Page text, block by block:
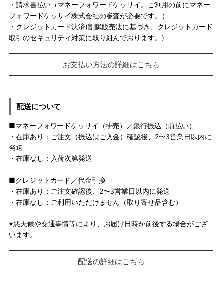
・請求書払い（マネーフォワードケッサイ。ご利用の前にマネー
フォワードケッサイ株式会社の審査が必要です。）
・クレジットカード決済(割賦販売法に基づき、クレジットカード
取引のセキュリティ対策に取り組んでおります。)
お支払い方法の詳細はこちら
配送について
■マネーフォワードケッサイ（掛売）／銀行振込（前払い）
・在庫あり：ご注文（振込はご入金）確認後、2〜3営業日以内に
発送
・在庫なし：入荷次第発送
■クレジットカード／代金引換
・在庫あり：ご注文確認後、2〜3営業日以内に発送
・在庫なし：ご利用いただけません（取り寄せ品含む）
※悪天候や交通事情等により、お届け日時が前後する場合がござ
います。
配送の詳細はこちら